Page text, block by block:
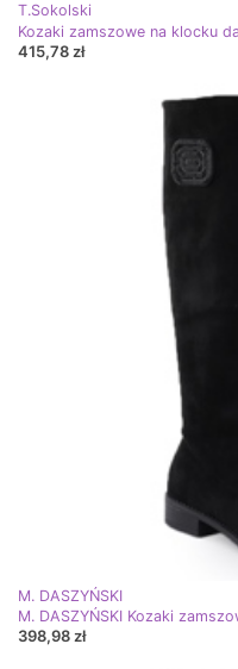
T.Sokolski
Kozaki zamszowe na klocku
415,78 zł
M. DASZYŃSKI
398,98 zł